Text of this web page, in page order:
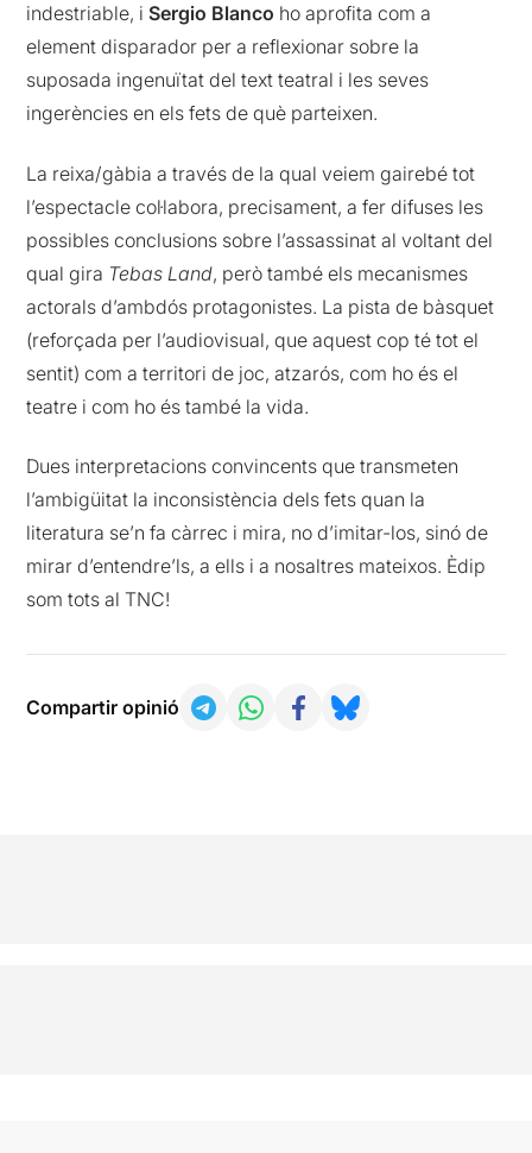
indestriable, iSergio Blanco ho aprofita com a
element disparador per a reflexionar sobre la
suposada ingenuïtat del text teatral i les seves
ingerències en els fets de què parteixen.
La reixa/gàbia a través de la qual veiem gairebé tot
l’espectacle col·labora, precisament, a fer difuses les
possibles conclusions sobre l’assassinat al voltant del
qual gira Tebas Land, però també els mecanismes
actorals d’ambdós protagonistes. La pista de bàsquet
(reforçada per l’audiovisual, que aquest cop té tot el
sentit) com a territori de joc, atzarós, com ho és el
teatre i com ho és també la vida.
Dues interpretacions convincents que transmeten
l’ambigüitat la inconsistència dels fets quan la
literatura se’n fa càrrec i mira, no d’imitar-los, sinó de
mirar d’entendre’ls, a ells i a nosaltres mateixos. Èdip
som tots al TNC!
Compartir opinió